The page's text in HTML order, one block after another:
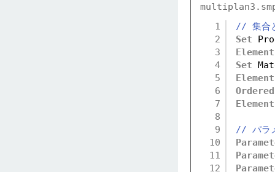
1
2
3
4
5
6
7
8
9
10
11
12
// 集合
Set
Element
Set
Element
Element
// パラ